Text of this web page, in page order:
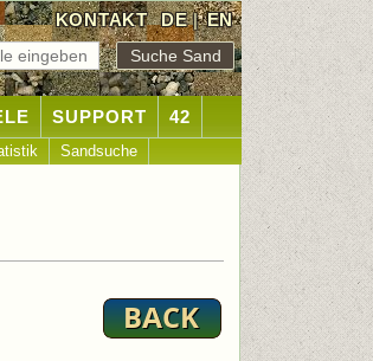
KONTAKT DE|EN
SUPPORT 42
Sandsuche